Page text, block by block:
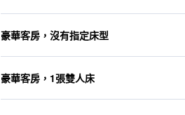
豪華客房，沒有指定床型
豪華客房，1張雙人床